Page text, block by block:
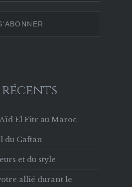
Pinterest
El Fitr au Maroc
du Caftan
et du style
allié durant le